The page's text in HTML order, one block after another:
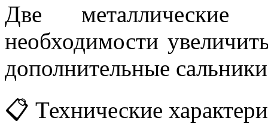
Две металлические
необходимости
дополнительные
📋 Технические